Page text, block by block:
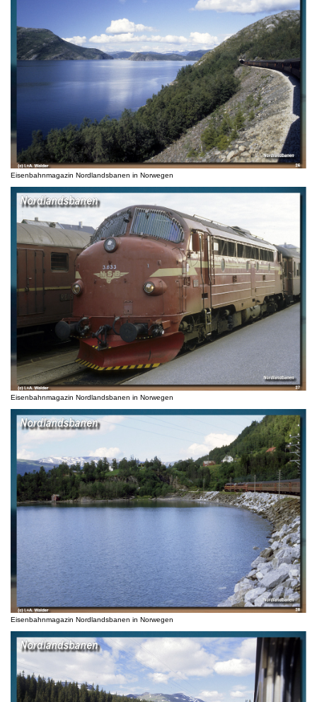
Eisenbahnmagazin Nordlandsbanen in Norwegen
Eisenbahnmagazin Nordlandsbanen in Norwegen
Eisenbahnmagazin Nordlandsbanen in Norwegen